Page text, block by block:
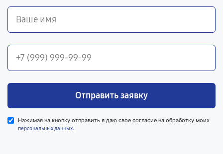
Отправить заявку
Нажимая на кнопку отправить я даю свое согласие на обработку моих
персональных данных.